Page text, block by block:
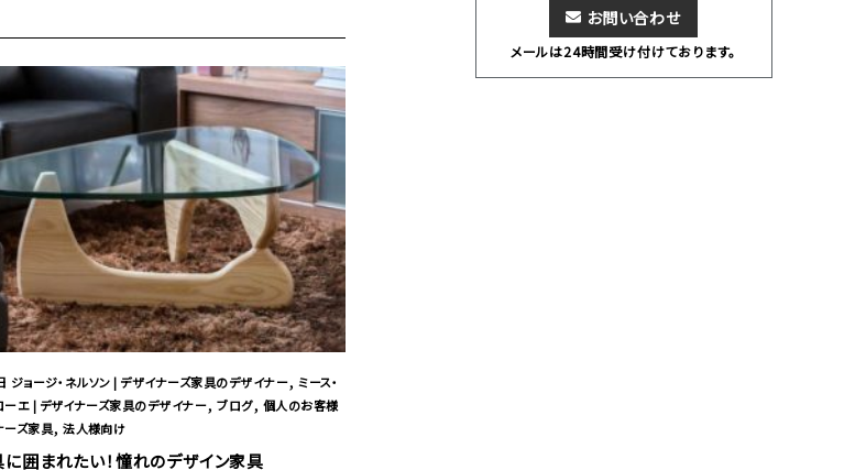
ジョージ・ネルソン | デザイナーズ家具のデザイナー,ミース・
ーエ | デザイナーズ家具のデザイナー,ブログ, 個人のお客様
ーズ家具,法人様向け
囲まれたい！憧れのデザイン家具
お問い合わせ
メールは24時間受け付けております。